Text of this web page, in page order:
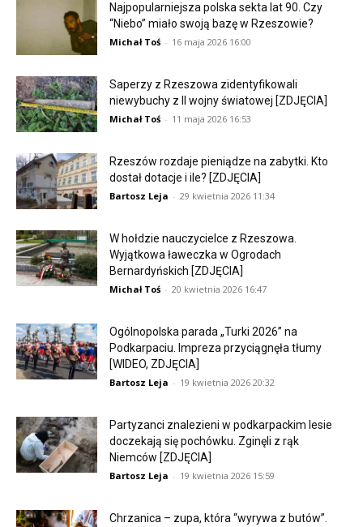
Najpopularniejsza polska sekta lat 90. Czy
“Niebo” miało swoją bazę w Rzeszowie?
Michał Toś - 16 maja 2026 16:00
Saperzy z Rzeszowa zidentyfikowali
niewybuchy z II wojny światowej [ZDJĘCIA]
Michał Toś - 11 maja 2026 16:53
Rzeszów rozdaje pieniądze na zabytki. Kto
dostał dotacje i ile? [ZDJĘCIA]
Bartosz Leja - 29 kwietnia 2026 11:34
W hołdzie nauczycielce z Rzeszowa.
Wyjątkowa ławeczka w Ogrodach
Bernardyńskich [ZDJĘCIA]
Michał Toś - 20 kwietnia 2026 16:47
Ogólnopolska parada „Turki 2026” na
Podkarpaciu. Impreza przyciągnęła tłumy
[WIDEO, ZDJĘCIA]
Bartosz Leja - 19 kwietnia 2026 20:32
Partyzanci znalezieni w podkarpackim lesie
doczekają się pochówku. Zginęli z rąk
Niemców [ZDJĘCIA]
Bartosz Leja - 19 kwietnia 2026 15:59
Chrzanica – zupa, która “wyrywa z butów”.